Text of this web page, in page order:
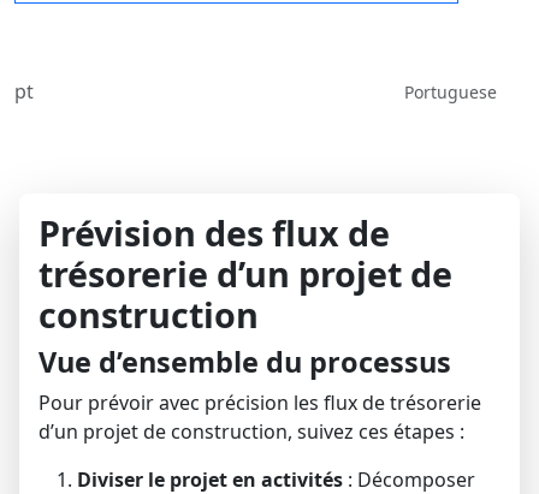
pt Portuguese
Prévision des flux de
trésorerie d’un projet de
construction
Vue d’ensemble du processus
Pour prévoir avec précision les flux de trésorerie
d’un projet de construction, suivez ces étapes :
Diviser le projet en activités : Décomposer